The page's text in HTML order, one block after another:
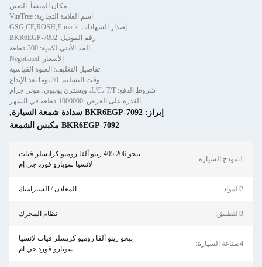
مكان المنشأ: الصين
اسم العلامة التجارية: VitaTree
إصدار الشهادات: GSG,CE,ROSH,E-mark
رقم الموديل: BKR6EGP-7092
الحد الأدنى لكمية: 300 قطعة
الأسعار: Negotiated
تفاصيل التغليف: العبوة القياسية
وقت التسليم: 30 يوما بعد الإيداع
شروط الدفع: L/C، T/T، ويسترن يونيون، موني جرام
القدرة على العرض: 1000000 قطعة في الشهر
إبراز: BKR6EGP-7092 سدادة شمعة السيارة
,
BKR6EGP-7092 مكبس الشمعة
1نموذج السيارة:
بيجو 206 405 رينو ألفا روميو كرايسلر فيات
لانسيا سوبارو فورد جي إم
2المواد: المعادن / السيراميك
3التطبيق: نظام المحرك
4صناعة السيارة:
بيجو رينو ألفا روميو كريسلر فيات لانسيا
سوبارو فورد جي ام